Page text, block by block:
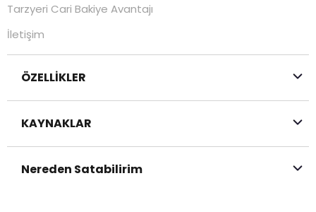
Tarzyeri Cari Bakiye Avantajı
İletişim
ÖZELLİKLER
KAYNAKLAR
Nereden Satabilirim